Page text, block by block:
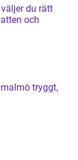
och
tryggt,